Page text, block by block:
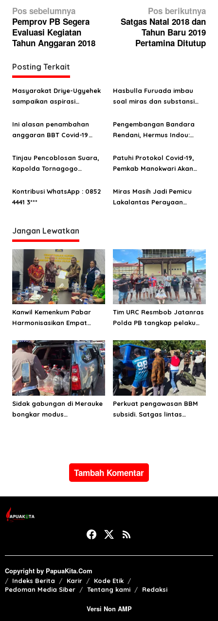
N
a
v
i
g
a
s
i
p
o
Pos sebelumnya
Pemprov PB Segera
Evaluasi Kegiatan
Tahun Anggaran 2018
Pos berikutnya
Satgas Natal 2018 dan
Tahun Baru 2019
Pertamina Ditutup
Posting Terkait
Masyarakat Driye-Ugyehek
sampaikan aspirasi
DPRP Papua Barat Aporina
Dowansiba
Hasbulla Furuada imbau
soal miras dan substansi
Ini alasan penambahan
anggaran BBT Covid-19
miliar
Pengembangan Bandara
Rendani, Hermus Indou:
Manokwari
Tinjau Pencoblosan Suara,
Kapolda Tornagogo
Protokol Kesehatan
Patuhi Protokol Covid-19,
Pemkab Manokwari Akan
HUT ke 122
Kontribusi WhatsApp : 0852
4441 3***
Miras Masih Jadi Pemicu
Lakalantas Perayaan
Jangan Lewatkan
Kanwil Kemenkum Pabar
Harmonisasikan Empat
Wondama
Tim URC Resmbob Jatanras
Polda PB tangkap pelaku
Sidak gabungan di Merauke
bongkar modus
Perkuat pengawasan BBM
subsidi. Satgas lintas
Tambah Komentar
Copyright by PapuaKita.Com
Indeks Berita Karir
Kode Etik
Pedoman Media Siber
Tentang kami Redaksi
Versi Non AMP